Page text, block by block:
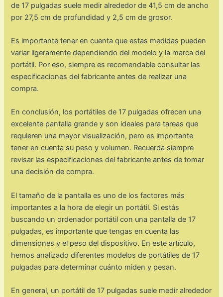
de 17 pulgadas suele medir alrededor de 41,5 cm de ancho
por 27,5 cm de profundidad y 2,5 cm de grosor.
Es importante tener en cuenta que estas medidas pueden
variar ligeramente dependiendo del modelo y la marca del
portátil. Por eso, siempre es recomendable consultar las
especificaciones del fabricante antes de realizar una
compra.
En conclusión, los portátiles de 17 pulgadas ofrecen una
excelente pantalla grande y son ideales para tareas que
requieren una mayor visualización, pero es importante
tener en cuenta su peso y volumen. Recuerda siempre
revisar las especificaciones del fabricante antes de tomar
una decisión de compra.
El tamaño de la pantalla es uno de los factores más
importantes a la hora de elegir un portátil. Si estás
buscando un ordenador portátil con una pantalla de 17
pulgadas, es importante que tengas en cuenta las
dimensiones y el peso del dispositivo. En este artículo,
hemos analizado diferentes modelos de portátiles de 17
pulgadas para determinar cuánto miden y pesan.
En general, un portátil de 17 pulgadas suele medir alrededor